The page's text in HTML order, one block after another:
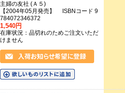
主婦の友社 (Ａ５)
【2004年05月発売】 ISBNコード 9
784072346372
1,540円
在庫状況：品切れのためご注文いただ
けません